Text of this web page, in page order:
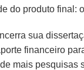
do produto final:
sua
financeiro
mais pesquisas